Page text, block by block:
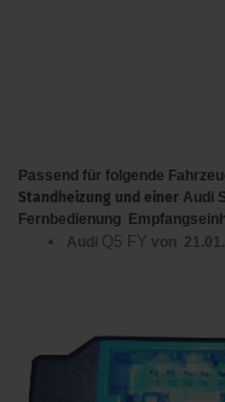
Passend für folgende
Standheizung und einer Audi
Fernbedienung
Audi Q5 FY von